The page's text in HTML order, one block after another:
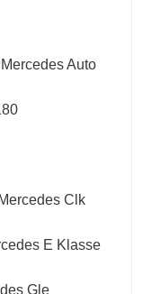
Mercedes Auto
Mercedes Clk
E Klasse
Gle